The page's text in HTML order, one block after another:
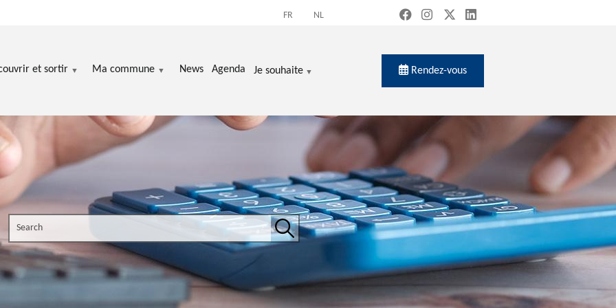
FR NL
et sortir Ma commune News Agenda Je souhaite Rendez-vous
Search the site
Search